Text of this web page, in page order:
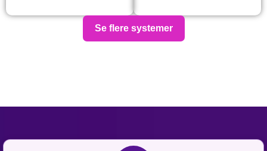
Se flere systemer